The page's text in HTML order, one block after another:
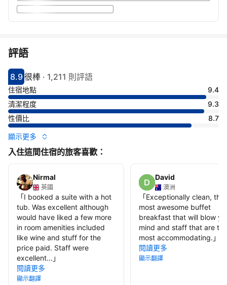
評語
分數8.9分
8.9
評比很棒
很棒 · 1,211 則評語
住宿地點
9.4
清潔程度
9.3
性價比
8.7
顯示更多
入住這間住宿的旅客喜歡：
Nirmal
英國
「I booked a suite with a hot
tub. Was excellent although
would have liked a few more
in room amenities included
like wine and stuff for the
price paid. Staff were
excellent... 」
閱讀更多
顯示翻譯
David
澳洲
「Exceptionally clean, the
most awesome buffet
breakfast that will blow
mind and staff that are the
most accommodating. 」
閱讀更多
顯示翻譯